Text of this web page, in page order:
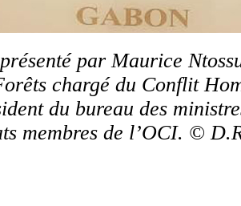
par Maurice
chargé du Conflit
du bureau des
membres de l’OCI. ©